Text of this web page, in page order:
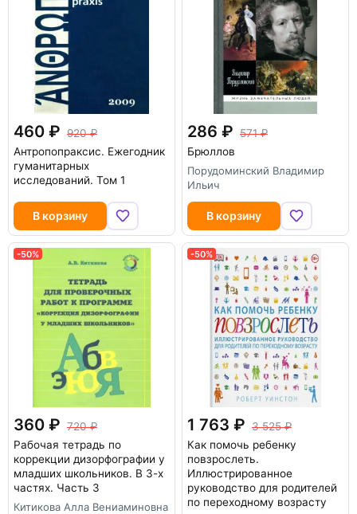
460
920
Антропопраксис. Ежегодник
гуманитарных
исследований. Том 1
В корзину
286
571
Брюллов
Порудоминский Владимир
Ильич
В корзину
-50%
360
720
Рабочая тетрадь по
коррекции дизорфографии у
младших школьников. В 3-х
частях. Часть 3
Китикова Алла Вениаминовна
-50%
1 763
3 525
Как помочь ребенку
повзрослеть.
Иллюстрированное
руководство для родителей
по переходному возрасту